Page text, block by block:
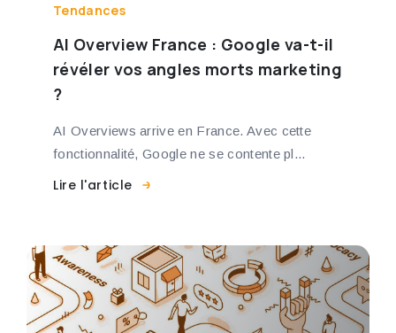
Tendances
AI Overview France : Google va-t-il
révéler vos angles morts marketing
?
AI Overviews arrive en France. Avec cette
fonctionnalité, Google ne se contente pl...
Lire l'article